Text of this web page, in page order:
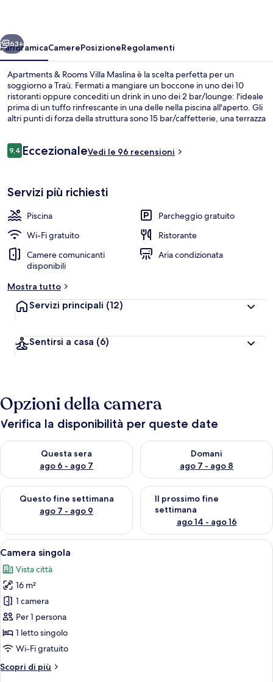
Avanti
63+
PanoramicaCamerePosizioneRegolamenti
Apartments & Rooms Villa Maslina è la scelta perfetta per un
soggiorno a Traù. Fermati a mangiare un boccone in uno dei 10
ristoranti oppure concediti un drink in uno dei 2 bar/lounge: l'ideale
prima di un tuffo rinfrescante in una delle nella piscina all'aperto. Gli
altri punti di forza della struttura sono 15 bar/caffetterie, una terrazza
Recensioni
9,49,4 su 10
EccezionaleVedi le 96 recensioni
Servizi più richiesti
Piscina
Parcheggio gratuito
Wi-Fi gratuito
Ristorante
Camere comunicanti
disponibili
Aria condizionata
Mostra tutto
Servizi principali (12)
Sentirsi a casa (6)
Opzioni della camera
Verifica la disponibilità per queste date
Questa sera
ago 6 - ago 7
Verifica la disponibilità per questa sera, ago 6 - ago 7
Domani
ago 7 - ago 8
Verifica la disponibilità per
Questo fine settimana
ago 7 - ago 9
Verifica la disponibilità per questo fine settimana, ago 7 - ago
Il prossimo fine
settimana
ago 14 - ago 16
Verifica la disponibilità per il
Apri
tutte
le
foto
per
Camera
singola
Una camera d'albergo con un letto,
4
Camera singola
Vista città
16 m²
1 camera
Per 1 persona
1 letto singolo
Wi-Fi gratuito
Scopri di più
Altri